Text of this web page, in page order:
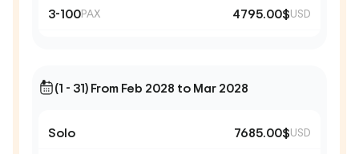
3-100PAX 4795.00$USD
(1 - 31) From Feb 2028 to Mar 2028
Solo 7685.00$USD